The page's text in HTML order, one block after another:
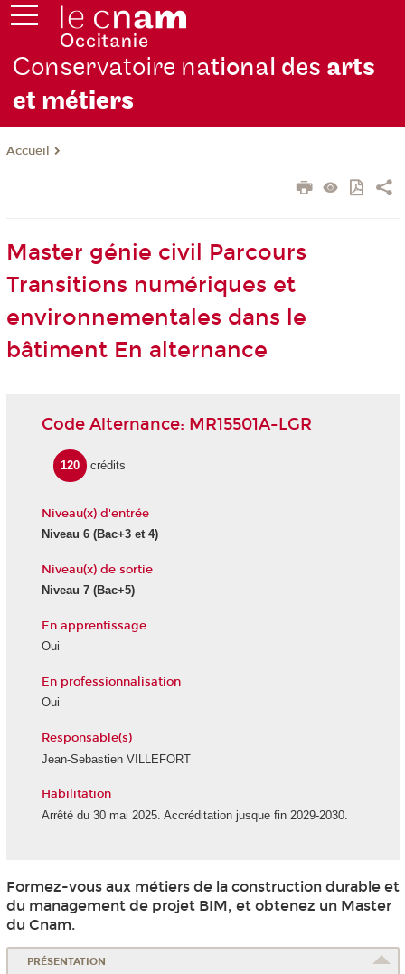
Conservatoire national des arts
et métiers
Accueil
Master génie civil Parcours
Transitions numériques et
environnementales dans le
bâtiment En alternance
Code Alternance: MR15501A-LGR
120 crédits
Niveau(x) d'entrée
Niveau 6(Bac+3 et 4)
Niveau(x) de sortie
Niveau 7(Bac+5)
En apprentissage
Oui
En professionnalisation
Oui
Responsable(s)
Jean-Sebastien VILLEFORT
Habilitation
Arrêté du 30 mai 2025. Accréditation jusque fin 2029-2030.
Formez-vous aux métiers de la construction durable et
du management de projet BIM, et obtenez un Master
du Cnam.
PRÉSENTATION